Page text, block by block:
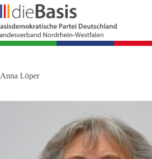
Zum
Inhalt
springen
Anna Löper